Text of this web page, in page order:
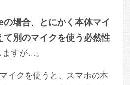
の場合、とにかく本体マイ
て別のマイクを使う必然性
ますが…。
イクを使うと、スマホの本